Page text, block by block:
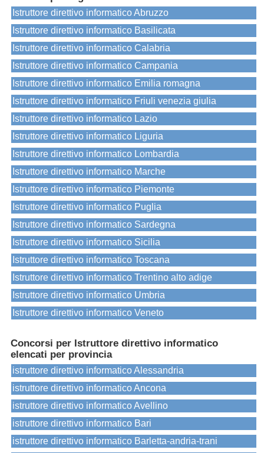
Istruttore direttivo informatico Abruzzo
Istruttore direttivo informatico Basilicata
Istruttore direttivo informatico Calabria
Istruttore direttivo informatico Campania
Istruttore direttivo informatico Emilia romagna
Istruttore direttivo informatico Friuli venezia giulia
Istruttore direttivo informatico Lazio
Istruttore direttivo informatico Liguria
Istruttore direttivo informatico Lombardia
Istruttore direttivo informatico Marche
Istruttore direttivo informatico Piemonte
Istruttore direttivo informatico Puglia
Istruttore direttivo informatico Sardegna
Istruttore direttivo informatico Sicilia
Istruttore direttivo informatico Toscana
Istruttore direttivo informatico Trentino alto adige
Istruttore direttivo informatico Umbria
Istruttore direttivo informatico Veneto
Concorsi per Istruttore direttivo informatico
elencati per provincia
istruttore direttivo informatico Alessandria
istruttore direttivo informatico Ancona
istruttore direttivo informatico Avellino
istruttore direttivo informatico Bari
istruttore direttivo informatico Barletta-andria-trani